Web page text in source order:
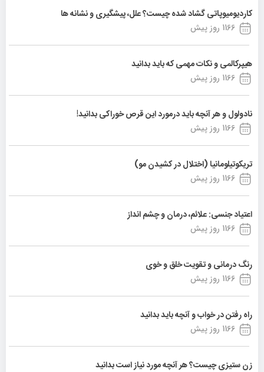
کاردیومیوپاتی گشاد شده چیست؟ علل، پیشگیری و نشانه ها
1166 روز پیش
هیپرکالمی و نکات مهمی که باید بدانید
1166 روز پیش
نادولول و هر آنچه باید درمورد این قرص خوراکی بدانید!
1166 روز پیش
تریکوتیلومانیا (اختلال در کشیدن مو)
1166 روز پیش
اعتیاد جنسی: علائم، درمان و چشم انداز
1166 روز پیش
رنگ درمانی و تقویت خلق و خوی
1166 روز پیش
راه رفتن در خواب و آنچه باید بدانید
1166 روز پیش
زن ستیزی چیست؟ هر آنچه مورد نیاز است بدانید